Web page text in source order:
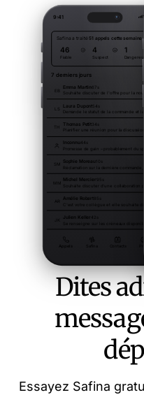
Dites
Essayez Safina